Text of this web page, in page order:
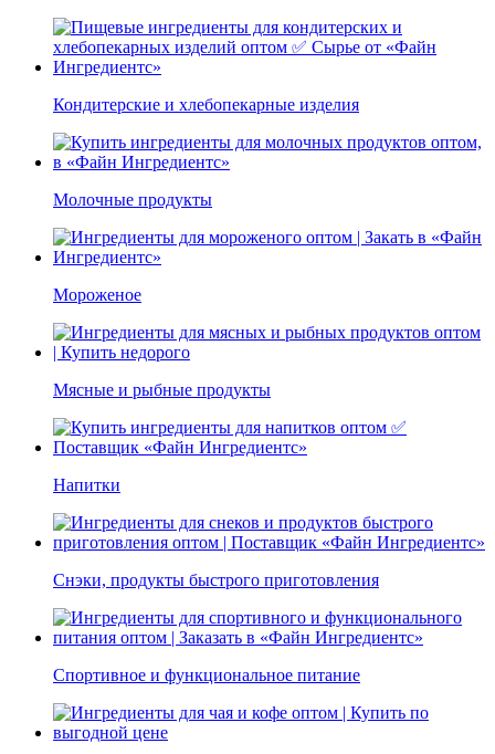
Кондитерские и хлебопекарные изделия
Молочные продукты
Мороженое
Мясные и рыбные продукты
Напитки
Снэки, продукты быстрого приготовления
Спортивное и функциональное питание